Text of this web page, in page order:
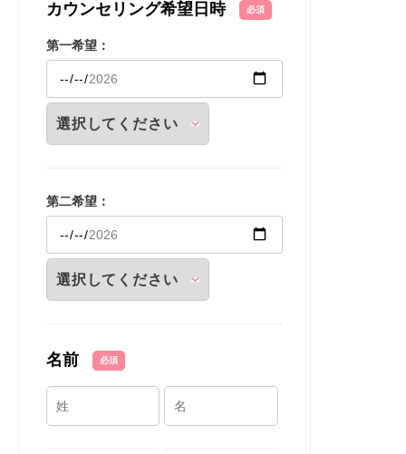
カウンセリング希望日時 必須
第一希望：
第二希望：
名前 必須